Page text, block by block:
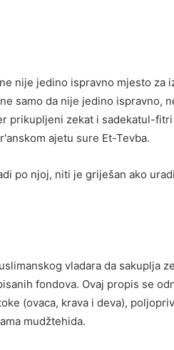
nije jedino ispravno mjesto za
samo da nije jedino ispravno,
prikupljeni zekat i sadekatul-fitri
ajetu sure Et-Tevba.
po njoj, niti je griješan ako uradi
vladara da sakuplja
fondova. Ovaj propis se
(ovaca, krava i deva),
mudžtehida.